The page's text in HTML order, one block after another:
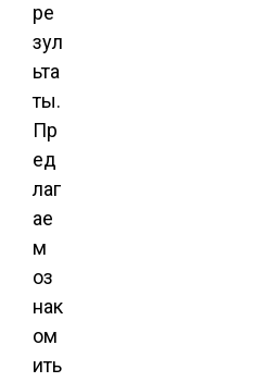
ре
зул
ьта
ты.
Пр
ед
лаг
ае
м
оз
нак
ом
ить